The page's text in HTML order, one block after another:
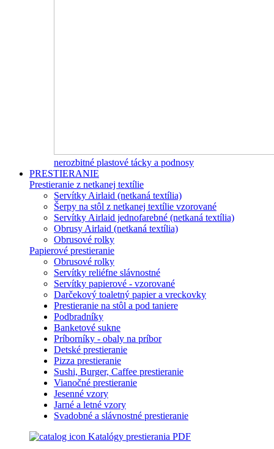
nerozbitné plastové tácky a podnosy
PRESTIERANIE
Prestieranie z netkanej textílie
Servítky Airlaid (netkaná textília)
Šerpy na stôl z netkanej textílie vzorované
Servítky Airlaid jednofarebné (netkaná textília)
Obrusy Airlaid (netkaná textília)
Obrusové rolky
Papierové prestieranie
Obrusové rolky
Servítky reliéfne slávnostné
Servítky papierové - vzorované
Darčekový toaletný papier a vreckovky
Prestieranie na stôl a pod taniere
Podbradníky
Banketové sukne
Príborníky - obaly na príbor
Detské prestieranie
Pizza prestieranie
Sushi, Burger, Caffee prestieranie
Vianočné prestieranie
Jesenné vzory
Jarné a letné vzory
Svadobné a slávnostné prestieranie
Katalógy prestierania PDF